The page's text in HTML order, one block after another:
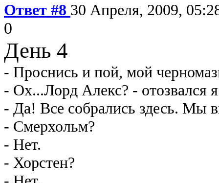
Ответ #8 30 Апреля, 2009,
0
День 4
- Проснись и пой, мой
- Ох...Лорд Алекс? - отозвался
- Да! Все собрались здесь. Мы
- Смерхольм?
- Нет.
- Хорстен?